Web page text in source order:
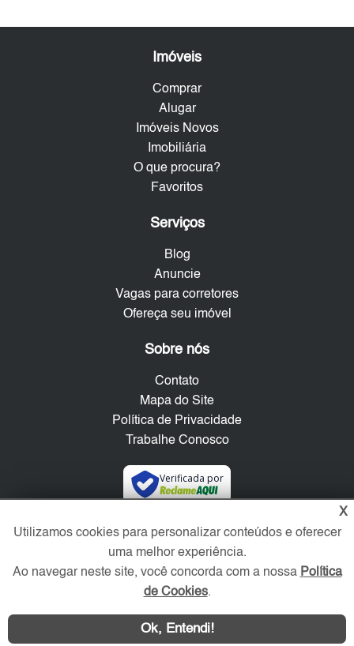
Imóveis
Comprar
Alugar
Imóveis Novos
Imobiliária
O que procura?
Favoritos
Serviços
Blog
Anuncie
Vagas para corretores
Ofereça seu imóvel
Sobre nós
Contato
Mapa do Site
Política de Privacidade
Trabalhe Conosco
Verificada por
Redes Sociais
X
Utilizamos cookies para personalizar conteúdos e oferecer
uma melhor experiência.
Ao navegar neste site, você concorda com a nossa Política
de Cookies.
Ok, Entendi!